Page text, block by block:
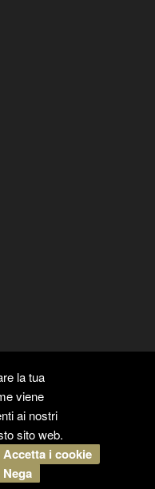
STUDIO99. Tutti i diritti
la tua
viene
ai nostri
sito web.
Accetta i cookie
Nega